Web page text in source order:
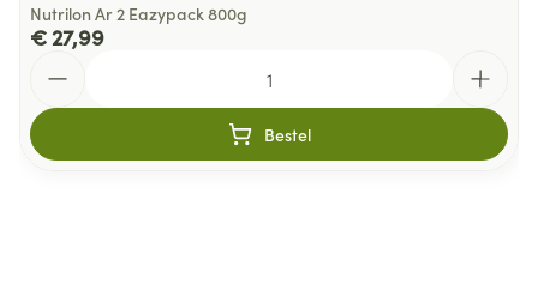
Nutrilon Ar 2 Eazypack 800g
€ 27,99
Bestel